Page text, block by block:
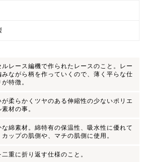
ルレース編機で作られたレースのこと。レー
みながら柄を作っていくので、薄く平らな仕
特徴。
が柔らかくツヤのある伸縮性の少ないポリエ
材の事。
な綿素材。綿特有の保温性、吸水性に優れて
カップの肌側や、マチの肌側に使用。
二重に折り返す仕様のこと。